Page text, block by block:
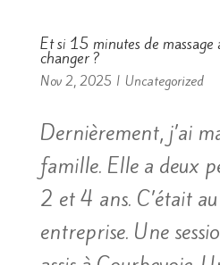
Et si 15 minutes de massage
changer ?
Nov 2, 2025 | Uncategorized
Dernièrement, j’ai
famille. Elle a deux
2 et 4 ans. C’était
entreprise. Une